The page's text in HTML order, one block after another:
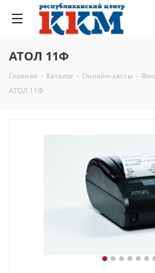
АТОЛ 11Ф
Главная - Каталог - Онлайн-кассы -
АТОЛ 11Ф